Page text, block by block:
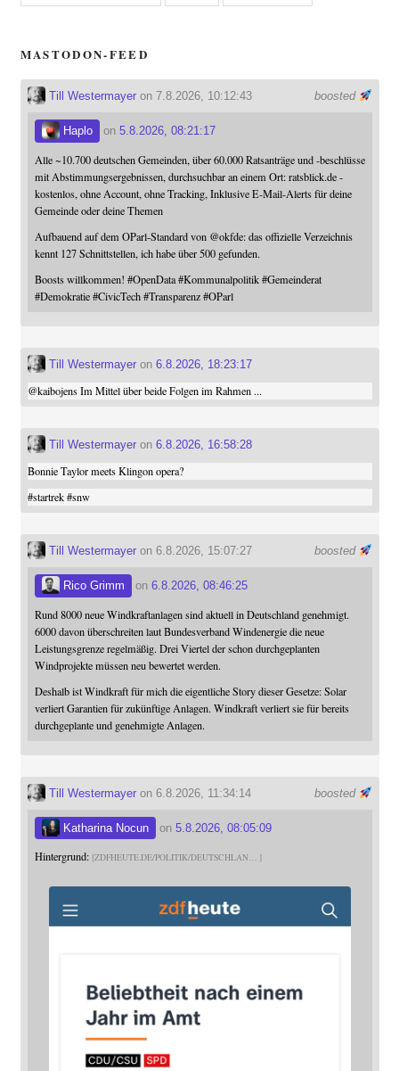
MASTODON-FEED
boosted
Till Westermayeron 7.8.2026, 10:12:43
Haplo on 5.8.2026, 08:21:17
Alle ~10.700 deutschen Gemeinden, über 60.000 Ratsanträge und -beschlüsse
mit Abstimmungsergebnissen, durchsuchbar an einem Ort: ratsblick.de -
kostenlos, ohne Account, ohne Tracking, Inklusive E-Mail-Alerts für deine
Gemeinde oder deine Themen
Aufbauend auf dem OParl-Standard von @okfde: das offizielle Verzeichnis
kennt 127 Schnittstellen, ich habe über 500 gefunden.
Boosts willkommen! #OpenData #Kommunalpolitik #Gemeinderat
#Demokratie #CivicTech #Transparenz #OParl
Till Westermayeron 6.8.2026, 18:23:17
@kaibojensIm Mittel über beide Folgen im Rahmen ...
Till Westermayeron 6.8.2026, 16:58:28
Bonnie Taylor meets Klingon opera?
#startrek #snw
boosted
Till Westermayeron 6.8.2026, 15:07:27
Rico Grimm on 6.8.2026, 08:46:25
Rund 8000 neue Windkraftanlagen sind aktuell in Deutschland genehmigt.
6000 davon überschreiten laut Bundesverband Windenergie die neue
Leistungsgrenze regelmäßig. Drei Viertel der schon durchgeplanten
Windprojekte müssen neu bewertet werden.
Deshalb ist Windkraft für mich die eigentliche Story dieser Gesetze: Solar
verliert Garantien für zukünftige Anlagen. Windkraft verliert sie für bereits
durchgeplante und genehmigte Anlagen.
boosted
Till Westermayeron 6.8.2026, 11:34:14
Katharina Nocun on 5.8.2026, 08:05:09
Hintergrund: ZDFHEUTE.DE/POLITIK/DEUTSCHLAN